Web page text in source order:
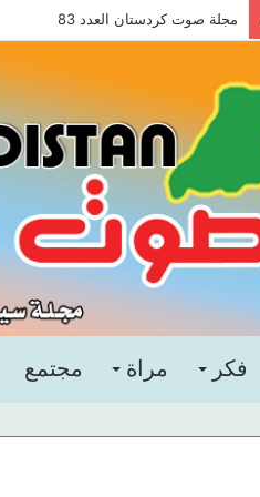
مجلة صوت كردستان العدد 83
فكر مراة مجتمع